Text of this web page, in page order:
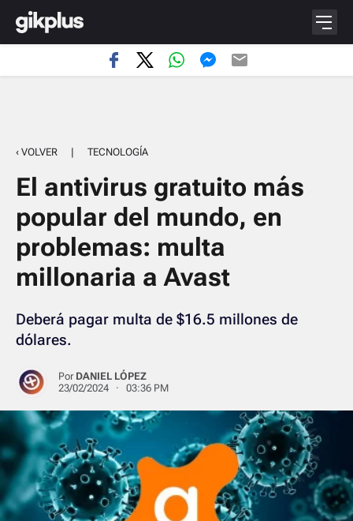
‹ VOLVER | TECNOLOGÍA
El antivirus gratuito más
popular del mundo, en
problemas: multa
millonaria a Avast
Deberá pagar multa de $16.5 millones de
dólares.
Por DANIEL LÓPEZ
23/02/2024 · 03:36 PM